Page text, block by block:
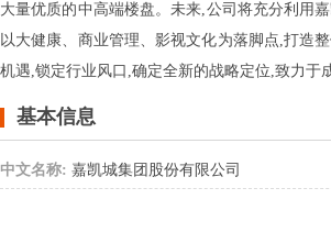
大量优质的中高端楼盘。未来,公司将充分利用
以大健康、商业管理、影视文化为落脚点,打造
机遇,锁定行业风口,确定全新的战略定位,致力于
基本信息
中文名称: 嘉凯城集团股份有限公司